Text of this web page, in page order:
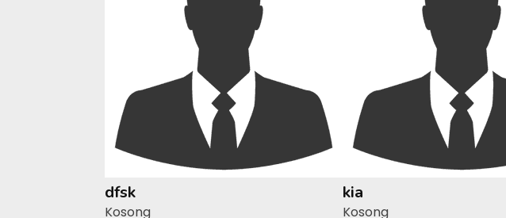
dfsk
Kosong
kia
Kosong